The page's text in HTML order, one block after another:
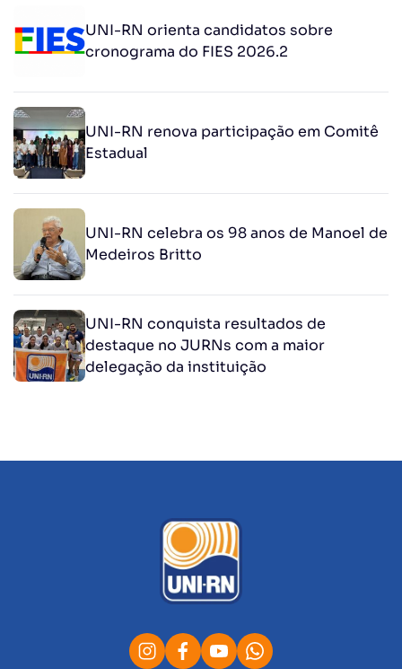
UNI-RN orienta candidatos sobre
cronograma do FIES 2026.2
UNI-RN renova participação em Comitê
Estadual
UNI-RN celebra os 98 anos de Manoel de
Medeiros Britto
UNI-RN conquista resultados de
destaque no JURNs com a maior
delegação da instituição